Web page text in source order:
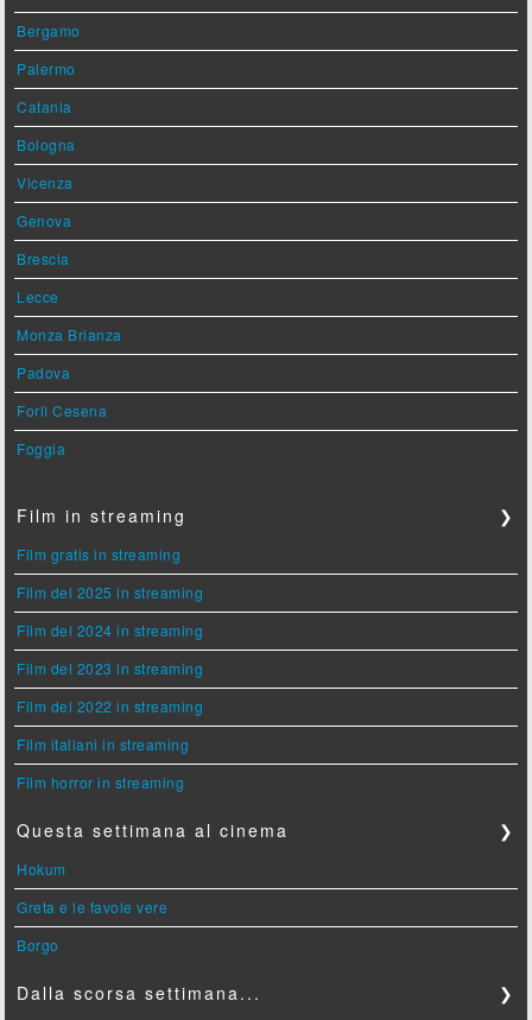
Bergamo
Palermo
Catania
Bologna
Vicenza
Genova
Brescia
Lecce
Monza Brianza
Padova
Forlì Cesena
Foggia
Film in streaming ❯
Film gratis in streaming
Film del 2025 in streaming
Film del 2024 in streaming
Film del 2023 in streaming
Film del 2022 in streaming
Film italiani in streaming
Film horror in streaming
Questa settimana al cinema ❯
Hokum
Greta e le favole vere
Borgo
Dalla scorsa settimana... ❯